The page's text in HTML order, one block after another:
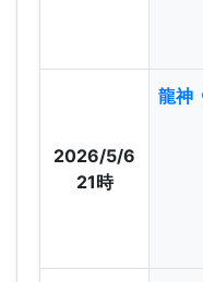
2026/5/6
21時
龍神